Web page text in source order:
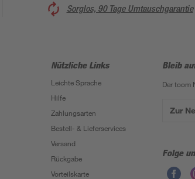
Sorglos, 90 Tage Umtauschgarantie
Nützliche Links
Leichte Sprache
Hilfe
Zahlungsarten
Bestell- & Lieferservices
Versand
Rückgabe
Vorteilskarte
Bleib
Der toom
Zur
Folge